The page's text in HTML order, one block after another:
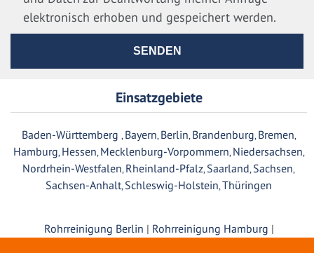
elektronisch erhoben und gespeichert werden.
Einsatzgebiete
Baden-Württemberg ,Bayern,Berlin,Brandenburg,Bremen,
Hamburg,Hessen,Mecklenburg-Vorpommern,Niedersachsen,
Nordrhein-Westfalen,Rheinland-Pfalz,Saarland,Sachsen,
Sachsen-Anhalt,Schleswig-Holstein,Thüringen
Rohrreinigung Berlin | Rohrreinigung Hamburg |